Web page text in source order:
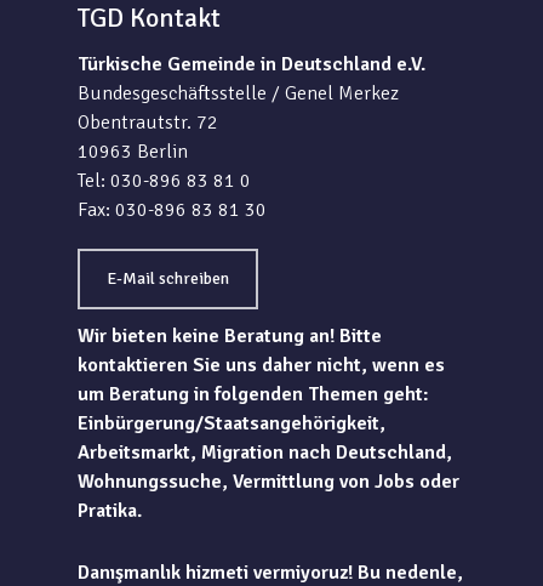
TGD Kontakt
Türkische Gemeinde in Deutschland e.V.
Bundesgeschäftsstelle / Genel Merkez
Obentrautstr. 72
10963 Berlin
Tel: 030-896 83 81 0
Fax: 030-896 83 81 30
E-Mail schreiben
Wir bieten keine Beratung an! Bitte
kontaktieren Sie uns daher nicht, wenn es
um Beratung in folgenden Themen geht:
Einbürgerung/Staatsangehörigkeit,
Arbeitsmarkt, Migration nach Deutschland,
Wohnungssuche, Vermittlung von Jobs oder
Pratika.
Danışmanlık hizmeti vermiyoruz! Bu nedenle,